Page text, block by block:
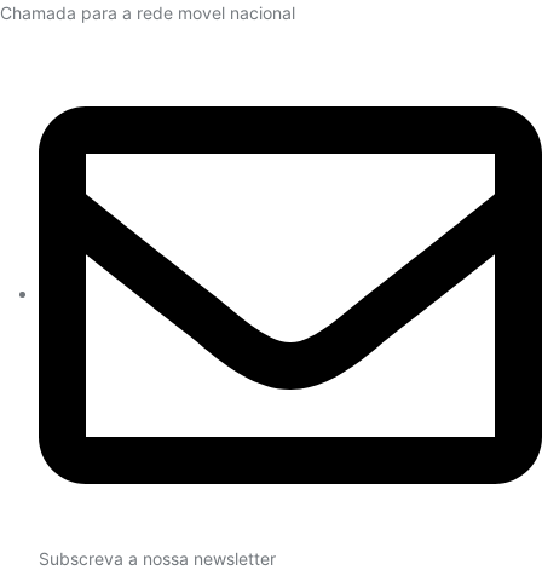
Chamada para a rede movel nacional
Subscreva a nossa newsletter